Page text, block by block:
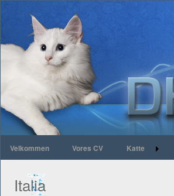
Velkommen Vores CV Katte
Italia